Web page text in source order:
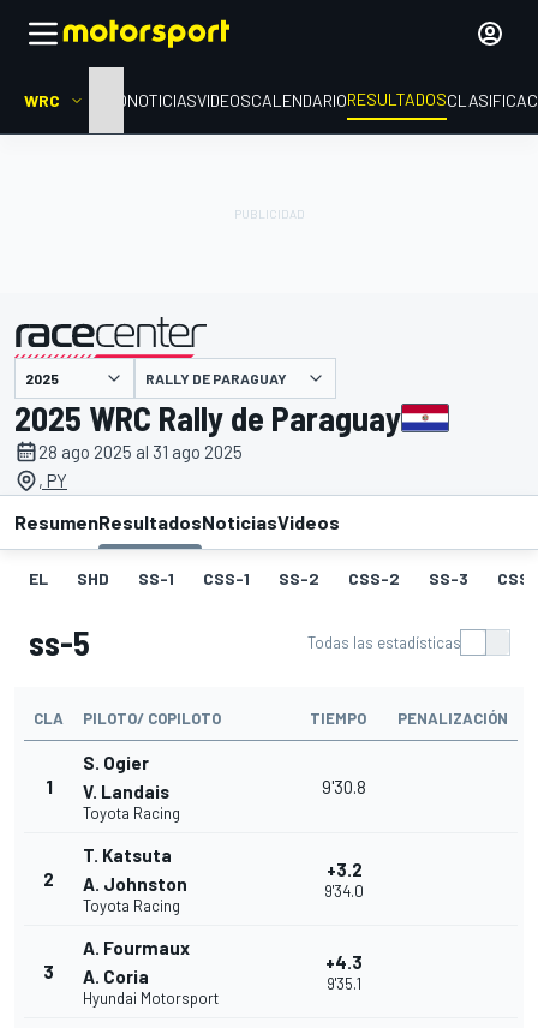
WRC INICIONOTICIASVIDEOSCALENDARIORESULTADOS
presentado por RALLY DE PARAGUAY
2025 WRC Rally de Paraguay
28 ago 2025 al 31 ago 2025
, PY
ResumenResultadosNoticiasVideos
EL SHD SS-1 CSS-1 SS-2 CSS-2 SS-3
ss-5 Todas las estadísticas
CLA PILOTO/ COPILOTO TIEMPO PENALIZACIÓN
1
S. Ogier
V. Landais
Toyota Racing
9'30.8
2
T. Katsuta
A. Johnston
Toyota Racing
+3.2
9'34.0
3
A. Fourmaux
A. Coria
Hyundai Motorsport
+4.3
9'35.1